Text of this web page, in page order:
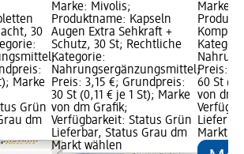
30
Marke
Grün
dm
Marke: Mivolis;
Produktname: Kapseln
Augen Extra Sehkraft +
Schutz, 30 St; Rechtliche
Kategorie:
Nahrungsergänzungsmittel;
Preis: 3,15 €; Grundpreis:
30 St (0,11 € je 1 St); Marke
von dm Grafik;
Verfügbarkeit: Status Grün
Lieferbar, Status Grau dm
Markt wählen
Marke:
Preis:
60 St
von dm
Markt